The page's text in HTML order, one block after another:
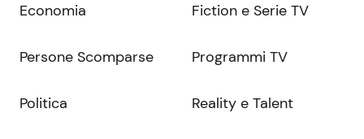
Economia
Persone Scomparse
Politica
Fiction e Serie TV
Programmi TV
Reality e Talent